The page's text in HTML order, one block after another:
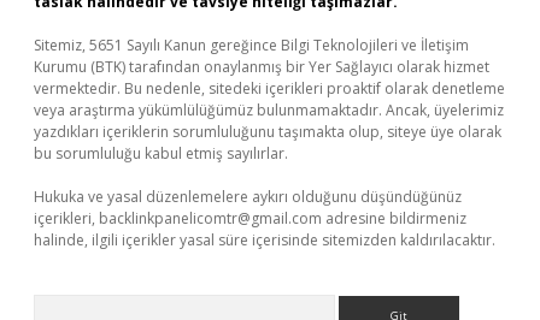
Sitemiz, 5651 Sayılı Kanun gereğince Bilgi Teknolojileri ve İletişim
Kurumu (BTK) tarafından onaylanmış bir Yer Sağlayıcı olarak hizmet
vermektedir. Bu nedenle, sitedeki içerikleri proaktif olarak denetleme
veya araştırma yükümlülüğümüz bulunmamaktadır. Ancak, üyelerimiz
yazdıkları içeriklerin sorumluluğunu taşımakta olup, siteye üye olarak
bu sorumluluğu kabul etmiş sayılırlar.
Hukuka ve yasal düzenlemelere aykırı olduğunu düşündüğünüz
içerikleri, backlinkpanelicomtr@gmail.com adresine bildirmeniz
halinde, ilgili içerikler yasal süre içerisinde sitemizden kaldırılacaktır.